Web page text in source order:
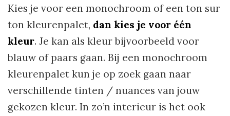
Kies je voor een monochroom of een ton sur
ton kleurenpalet, dan kies je voor één
kleur. Je kan als kleur bijvoorbeeld voor
blauw of paars gaan. Bij een monochroom
kleurenpalet kun je op zoek gaan naar
verschillende tinten / nuances van jouw
gekozen kleur. In zo’n interieur is het ook